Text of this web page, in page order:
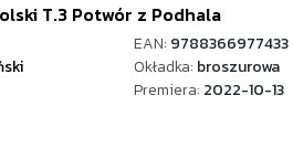
T.3 Potwór z Podhala
EAN: 9788366977433
Okładka: broszurowa
Premiera: 2022-10-13